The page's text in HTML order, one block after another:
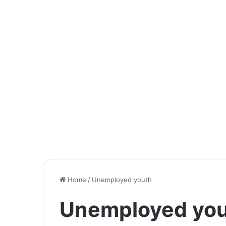
Home / Unemployed youth
Unemployed